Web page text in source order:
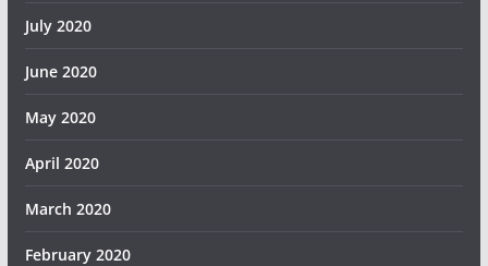
July 2020
June 2020
May 2020
April 2020
March 2020
February 2020